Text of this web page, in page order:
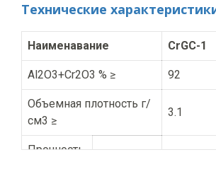
Технические
Наименавание CrGC-1
Al2O3+Cr2O3 % ≥ 92
Объемная плотность г/
см3 ≥
3.1
Прочность